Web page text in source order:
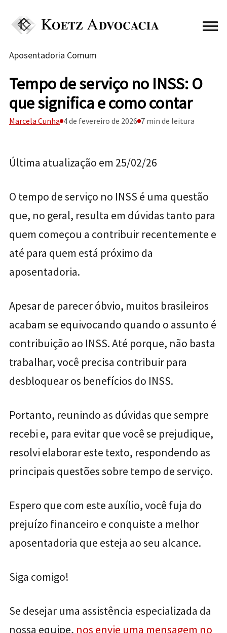
Aposentadoria Comum
Tempo de serviço no INSS: O
que significa e como contar
Marcela Cunha 4 de fevereiro de 2026 7 min de leitura
Última atualização em 25/02/26
O tempo de serviço no INSS é uma questão
que, no geral, resulta em dúvidas tanto para
quem começou a contribuir recentemente e
até para quem está próximo da
aposentadoria.
Apesar de parecer óbvio, muitos brasileiros
acabam se equivocando quando o assunto é
contribuição ao INSS. Até porque, não basta
trabalhar, você precisa contribuir para
desbloquear os benefícios do INSS.
Portanto, reunindo as dúvidas que sempre
recebi e, para evitar que você se prejudique,
resolvi elaborar este texto, respondendo as
principais questões sobre tempo de serviço.
Espero que com este auxílio, você fuja do
prejuízo financeiro e conquiste a melhor
aposentadoria que esteja ao seu alcance.
Siga comigo!
Se desejar uma assistência especializada da
nossa equipe, nos envie uma mensagem no